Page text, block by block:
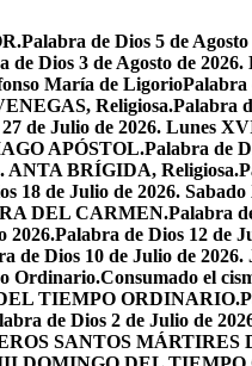
Palabra de Dios 5 de
de Dios 3 de Agosto de
María de LigorioPalabra
Religiosa.Palabra
de Julio de 2026. Lunes
APÓSTOL.Palabra de
ANTA BRÍGIDA, Religiosa.
18 de Julio de 2026.
DEL CARMEN.Palabra
2026.Palabra de Dios 12 de
de Dios 10 de Julio de
Ordinario.Consumado el
TIEMPO ORDINARIO.
de Dios 2 de Julio de
SANTOS